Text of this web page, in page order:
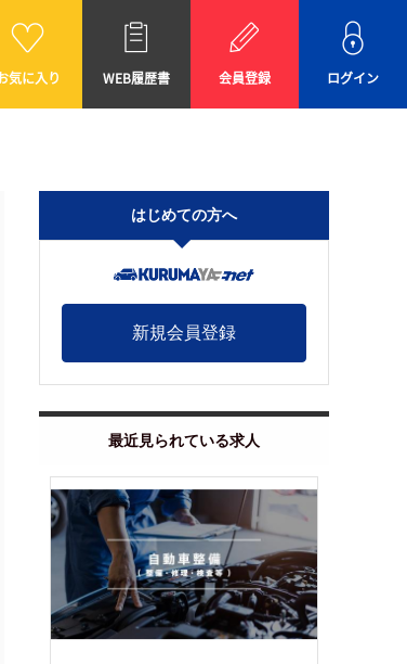
気に入り
WEB履歴書 会員登録 ログイン
はじめての方へ
新規会員登録
最近見られている求人